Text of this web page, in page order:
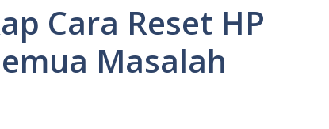
Cara Reset HP
Masalah